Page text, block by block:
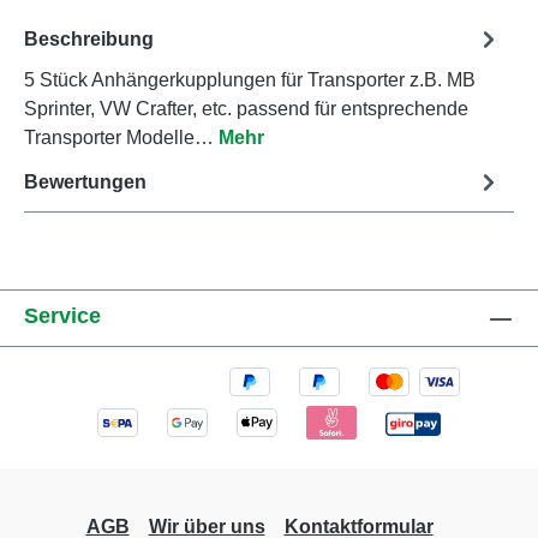
Beschreibung
5 Stück Anhängerkupplungen für Transporter z.B. MB
Sprinter, VW Crafter, etc. passend für entsprechende
Transporter Modelle… Mehr
Bewertungen
Service
AGB Wir über uns Kontaktformular